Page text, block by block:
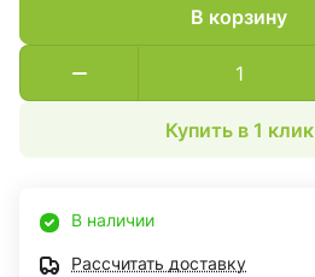
В корзину
Купить в 1 клик
В наличии
Рассчитать доставку